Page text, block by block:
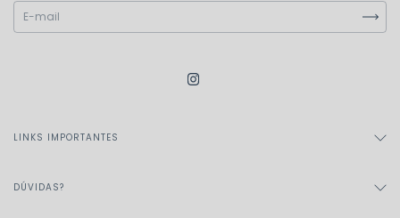
LINKS IMPORTANTES
DÚVIDAS?